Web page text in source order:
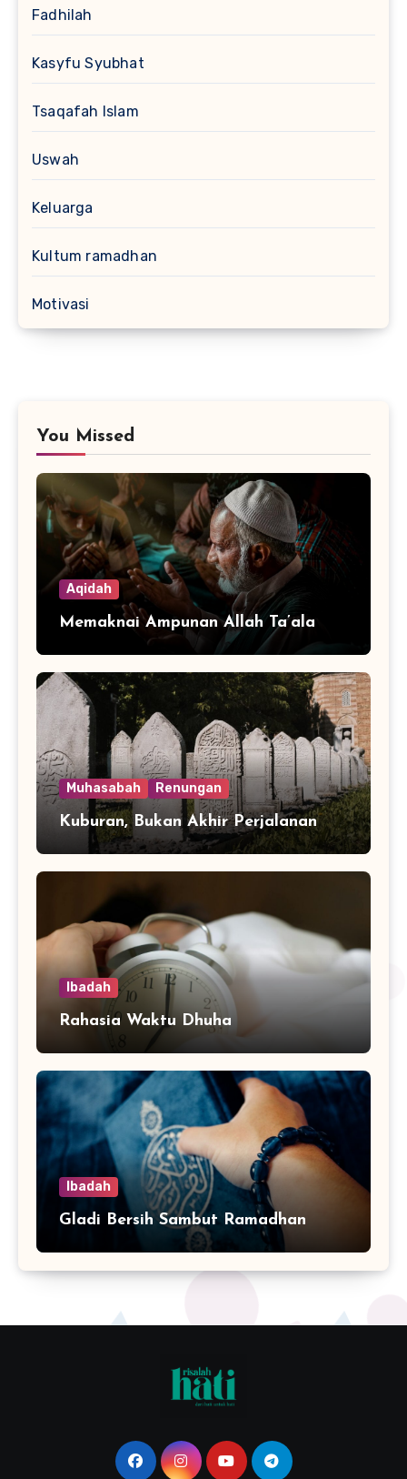
Fadhilah
Kasyfu Syubhat
Tsaqafah Islam
Uswah
Keluarga
Kultum ramadhan
Motivasi
You Missed
Aqidah
Memaknai Ampunan Allah Ta’ala
Muhasabah Renungan
Kuburan, Bukan Akhir Perjalanan
Ibadah
Rahasia Waktu Dhuha
Ibadah
Gladi Bersih Sambut Ramadhan